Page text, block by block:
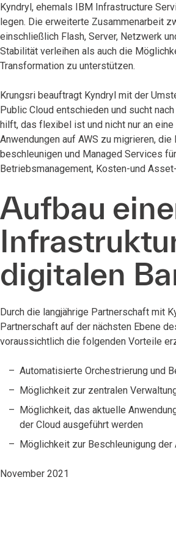
Kyndryl, ehemals IBM Infrastructure
legen. Die erweiterte Zusammenarbeit
einschließlich Flash, Server, Netzwerk
Stabilität verleihen als auch die
Transformation zu unterstützen.
Krungsri beauftragt Kyndryl mit der
Public Cloud entschieden und sucht
hilft, das flexibel ist und nicht nur an
Anwendungen auf AWS zu migrieren,
beschleunigen und Managed Services
Betriebsmanagement, Kosten-und
Aufbau
digitalen
Durch die langjährige Partnerschaft mit
Partnerschaft auf der nächsten Ebene
voraussichtlich die folgenden Vorteile
Automatisierte Orchestrierung und
Möglichkeit zur zentralen
Möglichkeit, das aktuelle
der Cloud ausgeführt werden
Möglichkeit zur Beschleunigung
November 2021